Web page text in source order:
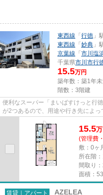
東西線 「 行徳 」
東西線 「 妙典 」
京葉線 「 市川塩
千葉県市川市行
15.5万円
築年数：築1年未
階数：3階建
便利なスーパー「まいばすけっと行
が2つあるので、用途や行き先によ
ドでお支払いいただけるので、カ...
15.5万
(管理費
敷：0ヶ
所在階
間取り
面積：
賃貸｜アパート AZELEA